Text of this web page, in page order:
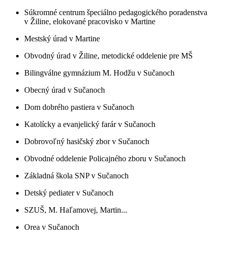
Súkromné centrum špeciálno pedagogického poradenstva
v Žiline, elokované pracovisko v Martine
Mestský úrad v Martine
Obvodný úrad v Žiline, metodické oddelenie pre MŠ
Bilingválne gymnázium M. Hodžu v Sučanoch
Obecný úrad v Sučanoch
Dom dobrého pastiera v Sučanoch
Katolícky a evanjelický farár v Sučanoch
Dobrovoľný hasičský zbor v Sučanoch
Obvodné oddelenie Policajného zboru v Sučanoch
Základná škola SNP v Sučanoch
Detský pediater v Sučanoch
SZUŠ, M. Haľamovej, Martin...
Orea v Sučanoch